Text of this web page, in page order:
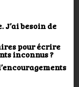
J’ai besoin de
pour écrire
inconnus ?